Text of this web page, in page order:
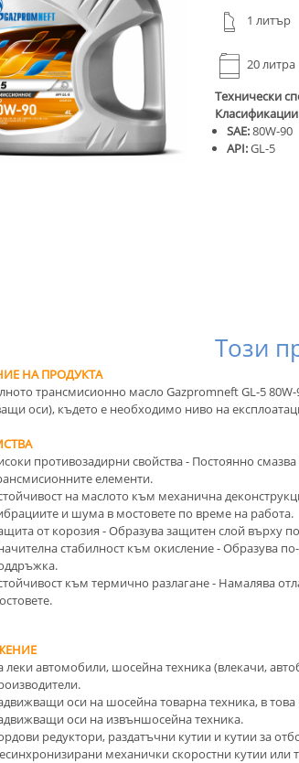
1 литър
20 литра
Технически
SAE:80W-90
API:GL-5
Този
НА ПРОДУКТА
трансмисионно масло Gazpromneft GL-5
оси), където е необходимо ниво на
противозадирни свойства - Постоянно
елементи.
на маслото към механична
и шума в мостовете по време на работа.
от корозия - Образува защитен слой върху
стабилност към окисление - Образува
към термично разлагане - Намалява
леки автомобили, шосейна техника (влекачи,
оси на шосейна товарна техника, в това
оси на извъншосейна техника.
редуктори, раздатъчни кутии и кутии за
механички скоростни кутии или